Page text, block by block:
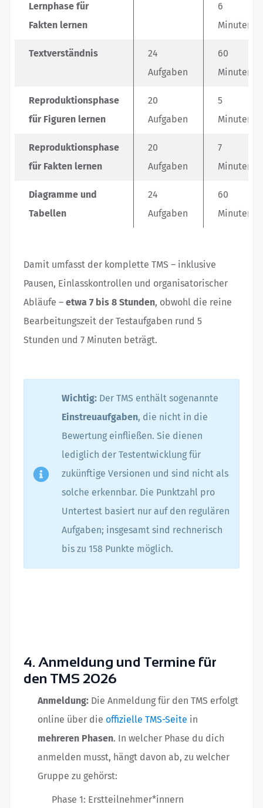
Lernphase für
Fakten lernen
6
Minuten
Textverständnis
24
Aufgaben
60
Minuten
Reproduktionsphase
für Figuren lernen
20
Aufgaben
5
Minuten
Reproduktionsphase
für Fakten lernen
20
Aufgaben
7
Minuten
Diagramme und
Tabellen
24
Aufgaben
60
Minuten
Damit umfasst der komplette TMS – inklusive
Pausen, Einlasskontrollen und organisatorischer
Abläufe – etwa 7 bis 8 Stunden, obwohl die reine
Bearbeitungszeit der Testaufgaben rund 5
Stunden und 7 Minuten beträgt.
Wichtig: Der TMS enthält sogenannte
Einstreuaufgaben, die nicht in die
Bewertung einfließen. Sie dienen
lediglich der Testentwicklung für
zukünftige Versionen und sind nicht als
solche erkennbar. Die Punktzahl pro
Untertest basiert nur auf den regulären
Aufgaben; insgesamt sind rechnerisch
bis zu 158 Punkte möglich.
4. Anmeldung und Termine für
den TMS 2026
Anmeldung: Die Anmeldung für den TMS erfolgt
online über die offizielle TMS-Seite in
mehreren Phasen. In welcher Phase du dich
anmelden musst, hängt davon ab, zu welcher
Gruppe zu gehörst:
Phase 1: Erstteilnehmer*innern